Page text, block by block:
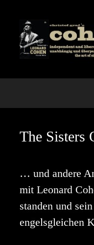
springen
The Sisters
… und andere
mit Leonard
standen und
engelsgleichen